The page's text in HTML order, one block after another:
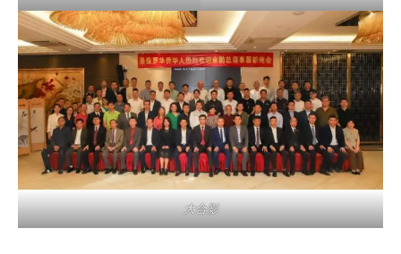
大合影